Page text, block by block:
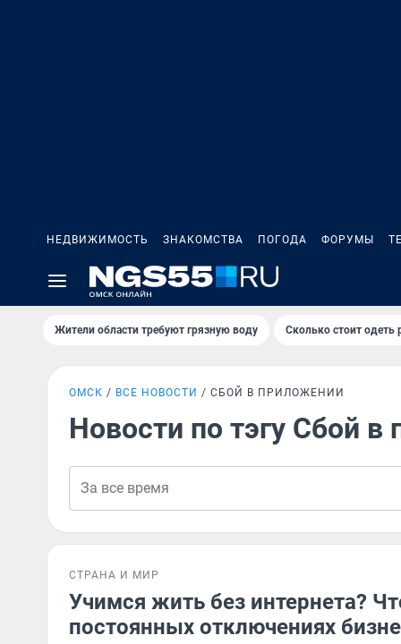
НЕДВИЖИМОСТЬ ЗНАКОМСТВА ПОГОДА ФОРУМЫ
Жители области требуют грязную воду Сколько стоит одеть
ОМСК ВСЕ НОВОСТИ СБОЙ В ПРИЛОЖЕНИИ
Новости по тэгу Сбой в
СТРАНА И МИР
Учимся жить без интернета?
постоянных отключениях